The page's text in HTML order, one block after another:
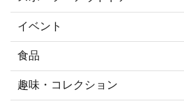
イベント
食品
趣味・コレクション